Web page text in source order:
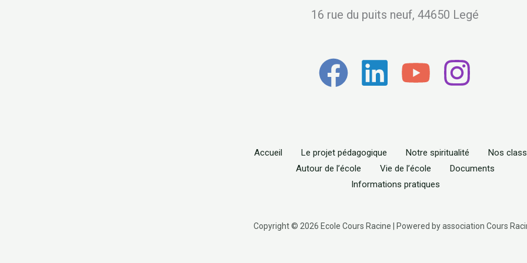
16 rue du puits neuf, 44650 Legé
Accueil Le projet pédagogique Notre spiritualité
Nos
Autour de l’école
Vie de l’école
Documents
Informations pratiques
Copyright © 2026 Ecole Cours Racine | Powered by association Cours